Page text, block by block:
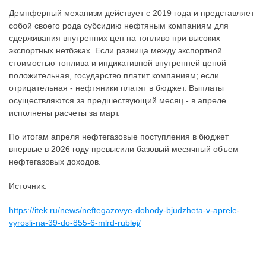
Демпферный механизм действует с 2019 года и представляет
собой своего рода субсидию нефтяным компаниям для
сдерживания внутренних цен на топливо при высоких
экспортных нетбэках. Если разница между экспортной
стоимостью топлива и индикативной внутренней ценой
положительная, государство платит компаниям; если
отрицательная - нефтяники платят в бюджет. Выплаты
осуществляются за предшествующий месяц - в апреле
исполнены расчеты за март.
По итогам апреля нефтегазовые поступления в бюджет
впервые в 2026 году превысили базовый месячный объем
нефтегазовых доходов.
Источник:
https://itek.ru/news/neftegazovye-dohody-bjudzheta-v-aprele-
vyrosli-na-39-do-855-6-mlrd-rublej/